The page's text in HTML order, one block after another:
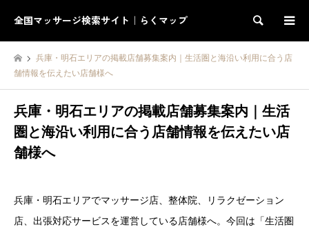
全国マッサージ検索サイト｜らくマップ 検索
兵庫・明石エリアの掲載店舗募集案内｜生活圏と海沿い利用に合う店
舗情報を伝えたい店舗様へ
兵庫・明石エリアの掲載店舗募集案内｜生活
圏と海沿い利用に合う店舗情報を伝えたい店
舗様へ
兵庫・明石エリアでマッサージ店、整体院、リラクゼーション
店、出張対応サービスを運営している店舗様へ。今回は「生活圏